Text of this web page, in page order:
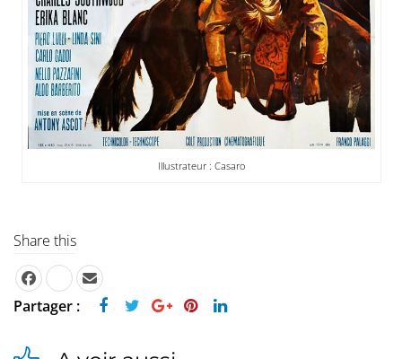
Illustrateur : Casaro
Share this
Partager :